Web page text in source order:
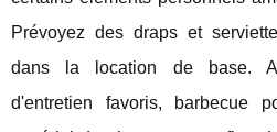
Prévoyez des draps et
dans la location de base.
d'entretien favoris, barbecue